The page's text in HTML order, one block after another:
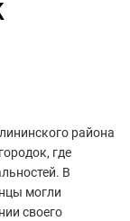
района
где
В
могли
своего